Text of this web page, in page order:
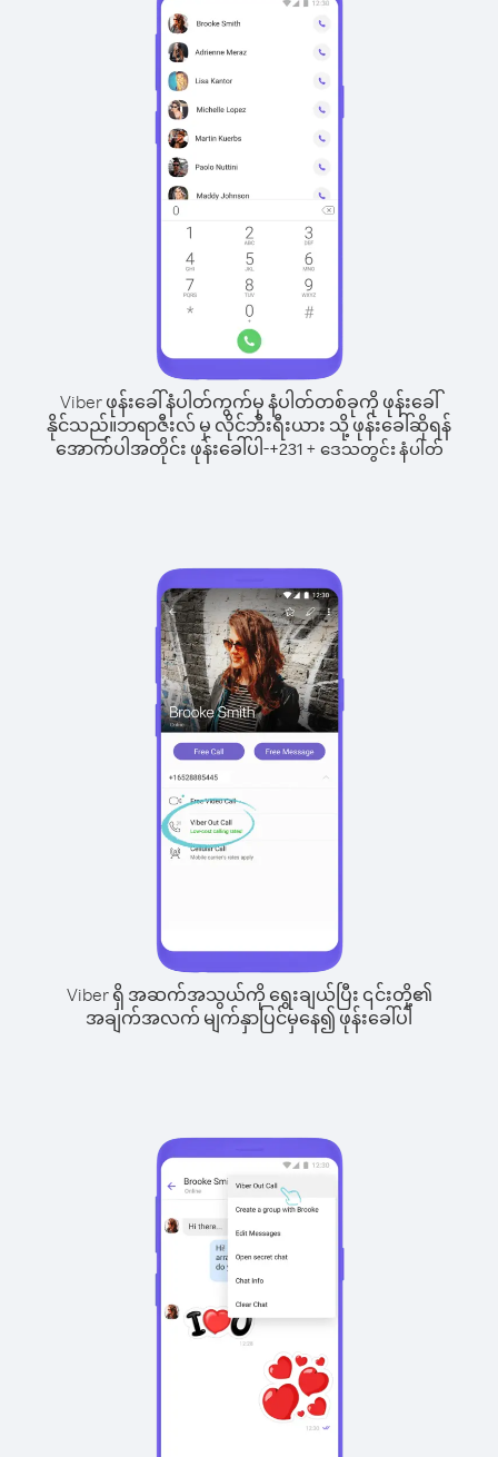
Viber ဖုန်းခေါ်နံပါတ်ကွက်မှ နံပါတ်တစ်ခုကို ဖုန်းခေါ်
နိုင်သည်။ဘရာဇီးလ် မှ လိုင်ဘီးရီးယား သို့ ဖုန်းခေါ်ဆိုရန်
အောက်ပါအတိုင်း ဖုန်းခေါ်ပါ-+231+ ဒေသတွင်း နံပါတ်
Viber ရှိ အဆက်အသွယ်ကို ရွေးချယ်ပြီး ၎င်းတို့၏
အချက်အလက် မျက်နှာပြင်မှနေ၍ ဖုန်းခေါ်ပါ